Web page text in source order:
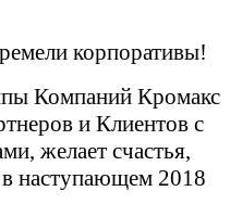
корпоративы!
Компаний Кромакс
и Клиентов с
желает счастья,
в наступающем 2018